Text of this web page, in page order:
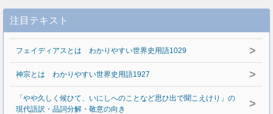
注目テキスト
フェイディアスとは わかりやすい世界史用語1029 >
神宗とは わかりやすい世界史用語1927 >
「やや久しく候ひて、いにしへのことなど思ひ出で聞こえけり」の
現代語訳・品詞分解・敬意の向き
>